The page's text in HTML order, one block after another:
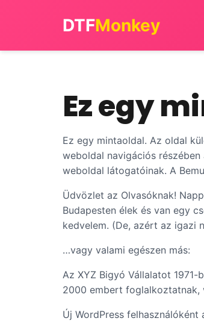
DTFMonkey
Ez egy
Ez egy mintaoldal. Az oldal
weboldal navigációs
weboldal látogatóinak. A
Üdvözlet az Olvasóknak!
Budapesten élek és van egy
kedvelem. (De, azért az igazi
…vagy valami egészen más:
Az XYZ Bigyó Vállalatot
2000 embert foglalkoztatnak,
Új WordPress felhasználóként